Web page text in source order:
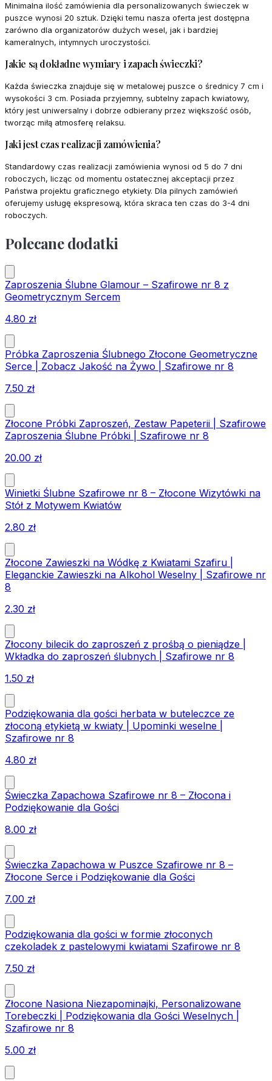
Minimalna ilość zamówienia dla personalizowanych świeczek w
puszce wynosi 20 sztuk. Dzięki temu nasza oferta jest dostępna
zarówno dla organizatorów dużych wesel, jak i bardziej
kameralnych, intymnych uroczystości.
Jakie są dokładne wymiary i zapach świeczki?
Każda świeczka znajduje się w metalowej puszce o średnicy 7 cm i
wysokości 3 cm. Posiada przyjemny, subtelny zapach kwiatowy,
który jest uniwersalny i dobrze odbierany przez większość osób,
tworząc miłą atmosferę relaksu.
Jaki jest czas realizacji zamówienia?
Standardowy czas realizacji zamówienia wynosi od 5 do 7 dni
roboczych, licząc od momentu ostatecznej akceptacji przez
Państwa projektu graficznego etykiety. Dla pilnych zamówień
oferujemy usługę ekspresową, która skraca ten czas do 3-4 dni
roboczych.
Polecane dodatki
Zaproszenia Ślubne Glamour – Szafirowe nr 8 z
Geometrycznym Sercem
4.80 zł
Próbka Zaproszenia Ślubnego Złocone Geometryczne
Serce | Zobacz Jakość na Żywo | Szafirowe nr 8
7.50 zł
Złocone Próbki Zaproszeń, Zestaw Papeterii | Szafirowe
Zaproszenia Ślubne Próbki | Szafirowe nr 8
20.00 zł
Winietki Ślubne Szafirowe nr 8 – Złocone Wizytówki na
Stół z Motywem Kwiatów
2.80 zł
Złocone Zawieszki na Wódkę z Kwiatami Szafiru |
Eleganckie Zawieszki na Alkohol Weselny | Szafirowe nr
8
2.30 zł
Złocony bilecik do zaproszeń z prośbą o pieniądze |
Wkładka do zaproszeń ślubnych | Szafirowe nr 8
1.50 zł
Podziękowania dla gości herbata w buteleczce ze
złoconą etykietą w kwiaty | Upominki weselne |
Szafirowe nr 8
4.80 zł
Świeczka Zapachowa Szafirowe nr 8 – Złocona i
Podziękowanie dla Gości
8.00 zł
Świeczka Zapachowa w Puszce Szafirowe nr 8 –
Złocone Serce i Podziękowanie dla Gości
7.00 zł
Podziękowania dla gości w formie złoconych
czekoladek z pastelowymi kwiatami Szafirowe nr 8
7.50 zł
Złocone Nasiona Niezapominajki, Personalizowane
Torebeczki | Podziękowania dla Gości Weselnych |
Szafirowe nr 8
5.00 zł